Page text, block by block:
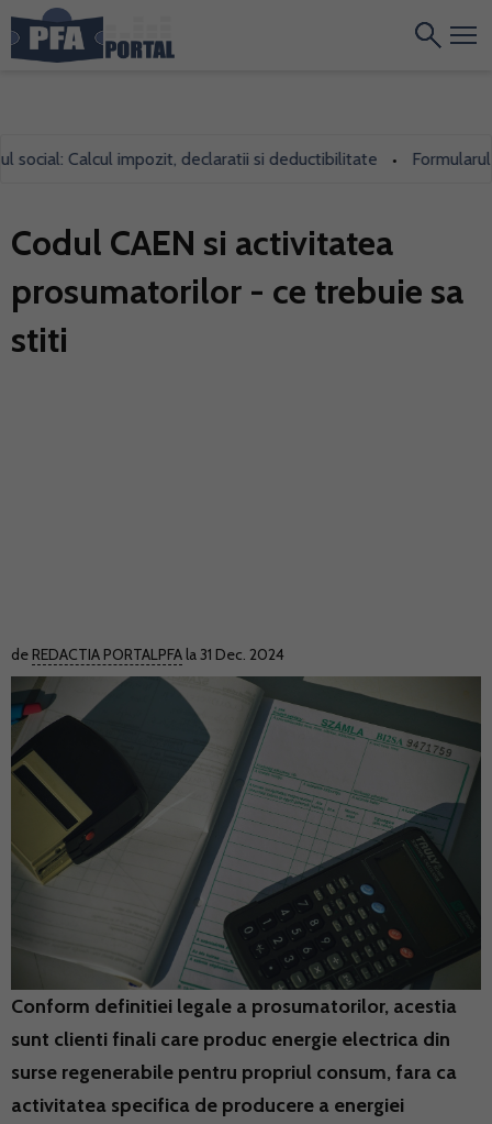
Calcul impozit, declaratii si deductibilitate • Formularul
Codul CAEN si activitatea
prosumatorilor - ce trebuie sa
stiti
de REDACTIA PORTALPFA la 31 Dec. 2024
Conform definitiei legale a prosumatorilor, acestia
sunt clienti finali care produc energie electrica din
surse regenerabile pentru propriul consum, fara ca
activitatea specifica de producere a energiei